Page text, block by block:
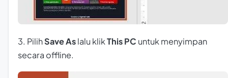
3. PilihSave Aslalu klikThis PC untuk menyimpan
secara offline.